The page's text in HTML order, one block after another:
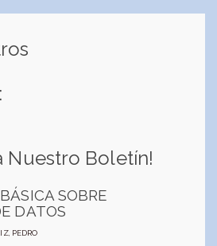
Nuestro Boletín!
SOBRE
DATOS
PEDRO